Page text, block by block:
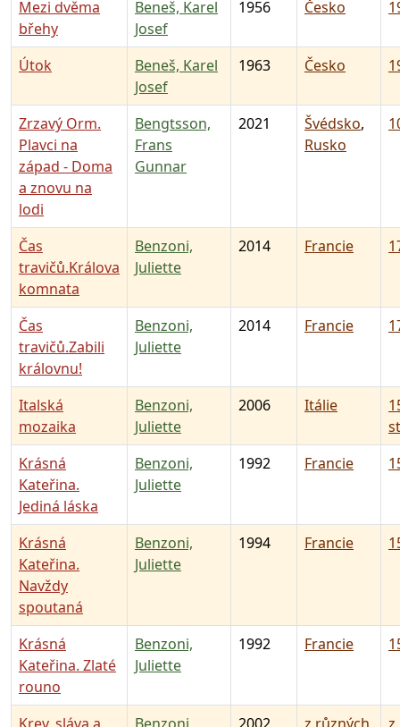
Mezi dvěma
břehy
Beneš, Karel
Josef
1956 Česko
Útok
Beneš, Karel
Josef
1963 Česko
Zrzavý Orm.
Plavci na
západ - Doma
a znovu na
lodi
Bengtsson,
Frans
Gunnar
2021 Švédsko,
Rusko
Čas
travičů.Králova
komnata
Benzoni,
Juliette
2014 Francie
Čas
travičů.Zabili
královnu!
Benzoni,
Juliette
2014 Francie
Italská
mozaika
Benzoni,
Juliette
2006 Itálie
Krásná
Kateřina.
Jediná láska
Benzoni,
Juliette
1992 Francie
Krásná
Kateřina.
Navždy
spoutaná
Benzoni,
Juliette
1994 Francie
Krásná
Kateřina. Zlaté
rouno
Benzoni,
Juliette
1992 Francie